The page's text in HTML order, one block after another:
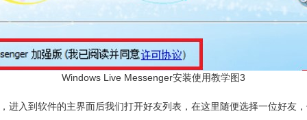
Windows Live Messenger安装使用教学图3
入到软件的主界面后我们打开好友列表，在这里随便选择一位好友